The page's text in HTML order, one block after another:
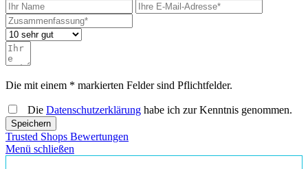
Die mit einem * markierten Felder sind Pflichtfelder.
Die Datenschutzerklärung habe ich zur Kenntnis genommen.
Speichern
Trusted Shops Bewertungen
Menü schließen